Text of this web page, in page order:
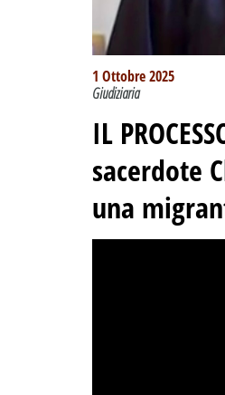
1 Ottobre 2025
Giudiziaria
IL
sacerdote
una